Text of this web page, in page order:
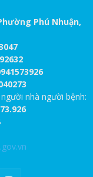
Phú Nhuận,
nhà người bệnh: